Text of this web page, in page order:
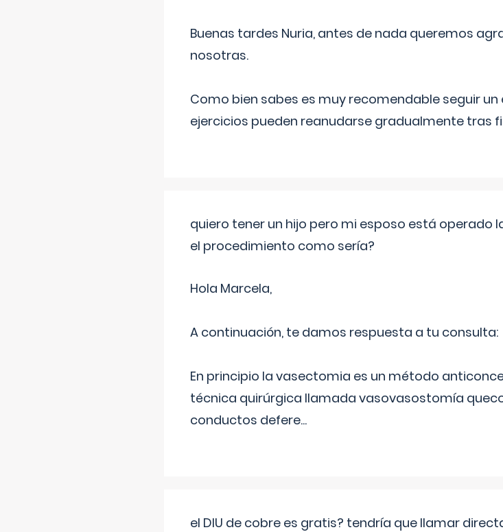
Buenas tardes Nuria, antes de nada queremos
nosotras.
Como bien sabes es muy recomendable seguir
ejercicios pueden reanudarse gradualmente tras
quiero tener un hijo pero mi esposo está operado
el procedimiento como sería?
Hola Marcela,
A continuación, te damos respuesta a tu consulta:
En principio la vasectomia es un método
técnica quirúrgica llamada vasovasostomía
conductos defere...
el DIU de cobre es gratis? tendría que llamar